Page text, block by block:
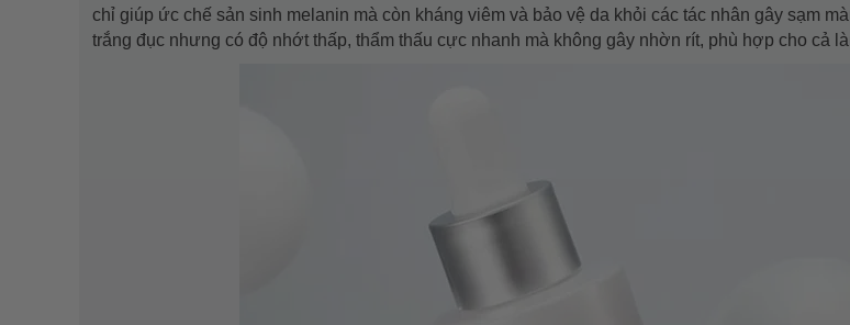
chỉ giúp ức chế sản sinh melanin mà còn kháng viêm và bảo vệ da khỏi các tác nhân gây sạm
trắng đục nhưng có độ nhớt thấp, thẩm thấu cực nhanh mà không gây nhờn rít, phù hợp cho cả